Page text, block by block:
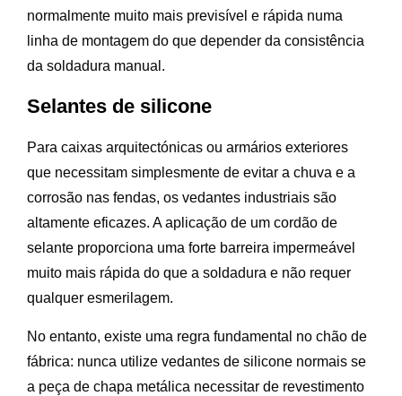
normalmente muito mais previsível e rápida numa
linha de montagem do que depender da consistência
da soldadura manual.
Selantes de silicone
Para caixas arquitectónicas ou armários exteriores
que necessitam simplesmente de evitar a chuva e a
corrosão nas fendas, os vedantes industriais são
altamente eficazes. A aplicação de um cordão de
selante proporciona uma forte barreira impermeável
muito mais rápida do que a soldadura e não requer
qualquer esmerilagem.
No entanto, existe uma regra fundamental no chão de
fábrica: nunca utilize vedantes de silicone normais se
a peça de chapa metálica necessitar de revestimento